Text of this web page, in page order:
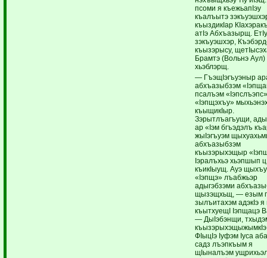
псоми я къежьапIэу
къалъытэ
къыздикIар
атIэ Абхъазырщ.
зэкъуэшхэр,
къызэрысу,
Брамтэ (Вольнэ Аул)
хьэблэрщ.
— ГъэщIэгъуэныр
абхъазыбзэм
псалъэм
«Iэпщэхъу»
къыщикIыр.
Зэрытлъагъущи,
ар «Iэм бгъэдэлъ
жыIэгъуэм
абхъазыбзэм
къызэрыхэщыр
Iэралъхьэ хьэпшып
къикIыущ. Ауэ
«Iэпщэ» лъабжьэр
адыгэбзэми
щызэщхьщ, — езым
зылъитахэм адэкIэ я
къытхуещI Iэпщацэ
— ДыIэбэнщи,
ФIыцIэ Iуфэм Iуса
садз лъэпкъым я
щIыналъэм